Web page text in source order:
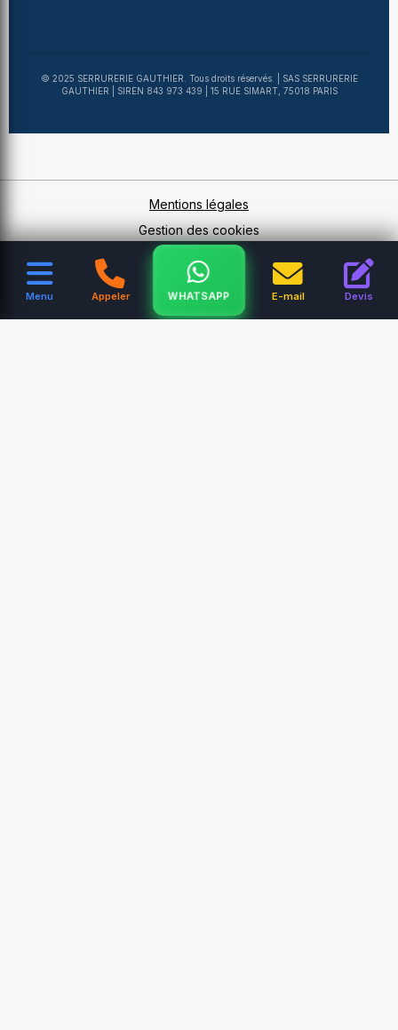
© 2025 SERRURERIE GAUTHIER. Tous droits réservés. | SAS SERRURERIE
GAUTHIER | SIREN 843 973 439 | 15 RUE SIMART, 75018 PARIS
Menu Appeler WHATSAPP E-mail Devis
Mentions légales
Gestion des cookies